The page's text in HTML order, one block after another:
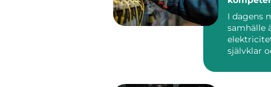
I dagens
samhälle
självklar
v&ar...